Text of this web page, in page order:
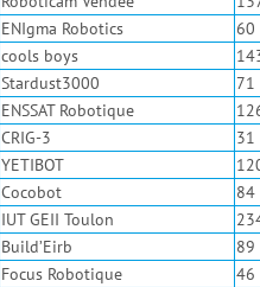
ENIgma Robotics
60
cools boys
Stardust3000
71
ENSSAT Robotique
CRIG-3
31
YETIBOT
Cocobot
84
IUT GEII Toulon
Build’Eirb
89
Focus Robotique
46